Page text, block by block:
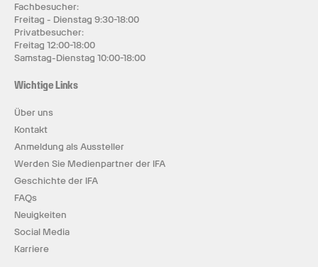
Fachbesucher:
Freitag - Dienstag 9:30-18:00
Privatbesucher:
Freitag 12:00-18:00
Samstag-Dienstag 10:00-18:00
Wichtige Links
Über uns
Kontakt
Anmeldung als Aussteller
Werden Sie Medienpartner der IFA
Geschichte der IFA
FAQs
Neuigkeiten
Social Media
Karriere